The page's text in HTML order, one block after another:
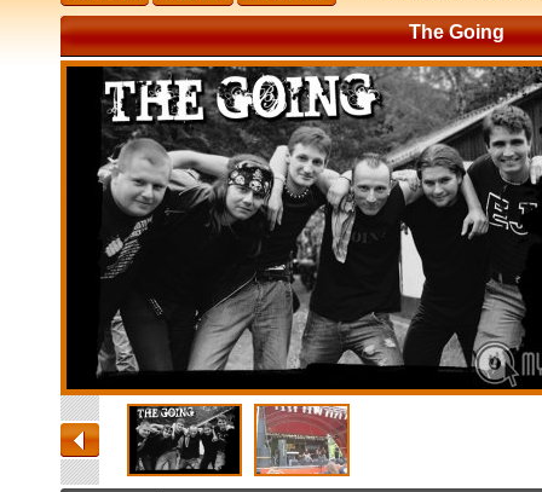
The Going